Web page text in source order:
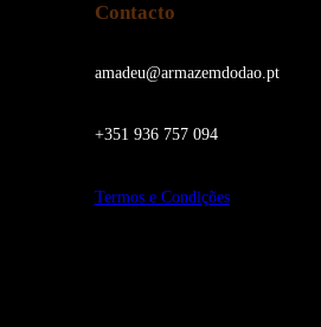
Contacto
amadeu@armazemdodao.pt
+351 936 757 094
Termos e Condições